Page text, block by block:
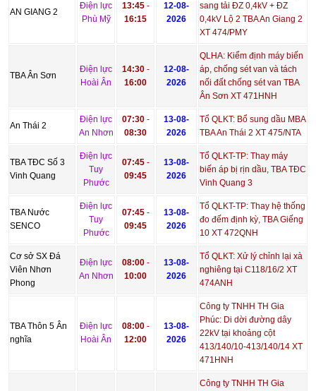
AN GIANG 2
Điện lực
Phù Mỹ
13:45-
16:15
12-08-
2026
sang tải ĐZ 0,4kV + ĐZ
0,4kV Lộ 2 TBA An Giang 2
XT 474/PMY
TBA Ân Sơn
Điện lực
Hoài Ân
14:30-
16:00
12-08-
2026
QLHA: Kiểm định máy biến
áp, chống sét van và tách
nối đất chống sét van TBA
Ân Sơn XT 471HNH
An Thái 2
Điện lực
An Nhơn
07:30-
08:30
13-08-
2026
Tổ QLKT: Bổ sung dầu MBA
TBA An Thái 2 XT 475/NTA
TBA TĐC Số 3
Vinh Quang
Điện lực
Tuy
Phước
07:45-
09:45
13-08-
2026
Tổ QLKT-TP: Thay máy
biến áp bị rịn dầu, TBA TĐC
Vinh Quang 3
TBA Nước
SENCO
Điện lực
Tuy
Phước
07:45-
09:45
13-08-
2026
Tổ QLKT-TP: Thay hệ thống
đo đếm định kỳ, TBA Giếng
10 XT 472QNH
Cơ sở SX Đá
Viên Nhơn
Phong
Điện lực
An Nhơn
08:00-
10:00
13-08-
2026
Tổ QLKT: Xử lý chỉnh lại xà
nghiêng tại C118/16/2 XT
474ANH
TBA Thôn 5 Ân
nghĩa
Điện lực
Hoài Ân
08:00-
12:00
13-08-
2026
Công ty TNHH TH Gia
Phúc: Di dời đường dây
22kV tại khoảng cột
413/140/10-413/140/14 XT
471HNH
Công ty TNHH TH Gia